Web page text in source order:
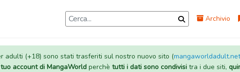
Archivio
adulti (+18) sono stati trasferiti sul nostro nuovo sito (
account di MangaWorldperchè tutti i dati sono condivisitra i due siti,